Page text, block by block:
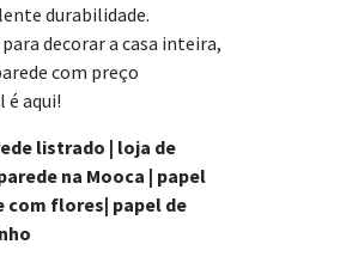
durabilidade.
decorar a casa inteira,
com preço
é aqui!
listrado | loja de
na Mooca | papel
com flores| papel de